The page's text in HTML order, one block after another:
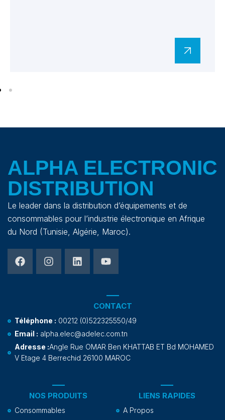
ALPHA ELECTRONIC
DISTRIBUTION
Le leader dans la distribution d’équipements et de
consommables pour l’industrie électronique en Afrique
du Nord (Tunisie, Algérie, Maroc).
NOS PRODUITS
Consommables
LIENS RAPIDES
A Propos
CONTACT
Téléphone : 00212 (0)522325550/49
Email : alpha.elec@adelec.com.tn
Adresse :Angle Rue OMAR Ben KHATTAB ET Bd MOHAMED
V Etage 4 Berrechid 26100 MAROC